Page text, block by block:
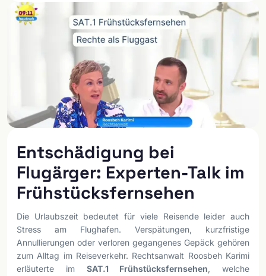
Entschädigung bei
Flugärger: Experten-Talk im
Frühstücksfernsehen
Die Urlaubszeit bedeutet für viele Reisende leider auch
Stress am Flughafen. Verspätungen, kurzfristige
Annullierungen oder verloren gegangenes Gepäck gehören
zum Alltag im Reiseverkehr. Rechtsanwalt Roosbeh Karimi
erläuterte im SAT.1 Frühstücksfernsehen, welche